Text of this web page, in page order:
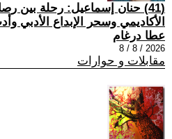
(41) حنان إسماعيل: رحلة بين
الأكاديمي وسحر الإبداع الأدبي
عطا درغام
2026 / 8 / 8
مقابلات و حوارات